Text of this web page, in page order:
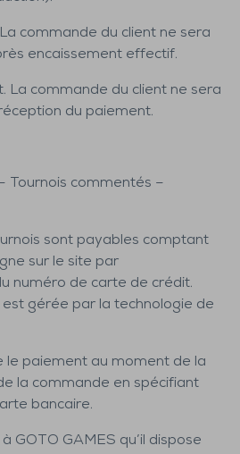
commande du client ne sera
encaissement effectif.
La commande du client ne sera
du paiement.
Tournois commentés –
sont payables comptant
sur le site par
numéro de carte de crédit.
gérée par la technologie de
le paiement au moment de la
la commande en spécifiant
bancaire.
GOTO GAMES qu’il dispose